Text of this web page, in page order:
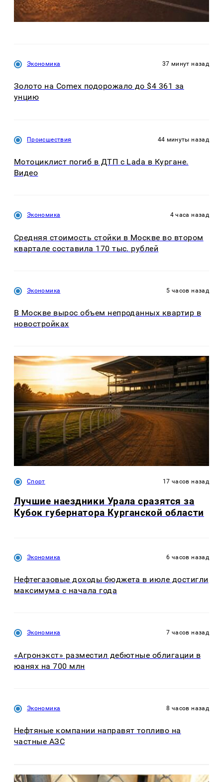
Экономика 37 минут назад
Золото на Comex подорожало до $4 361 за
унцию
Происшествия 44 минуты назад
Мотоциклист погиб в ДТП с Lada в Кургане.
Видео
Экономика 4 часа назад
Средняя стоимость стойки в Москве во втором
квартале составила 170 тыс. рублей
Экономика 5 часов назад
В Москве вырос объем непроданных квартир в
новостройках
Спорт 17 часов назад
Лучшие наездники Урала сразятся за
Кубок губернатора Курганской области
Экономика 6 часов назад
Нефтегазовые доходы бюджета в июле достигли
максимума с начала года
Экономика 7 часов назад
«Агронэкст» разместил дебютные облигации в
юанях на 700 млн
Экономика 8 часов назад
Нефтяные компании направят топливо на
частные АЗС